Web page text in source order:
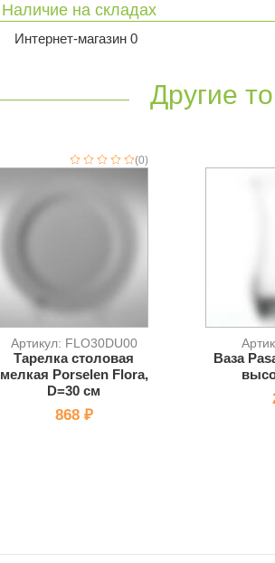
Наличие на складах
Интернет-магазин 0
Другие
(0)
Артикул: FLO30DU00
Тарелка столовая
мелкая Porselen Flora,
D=30 см
868 ₽
Ваза